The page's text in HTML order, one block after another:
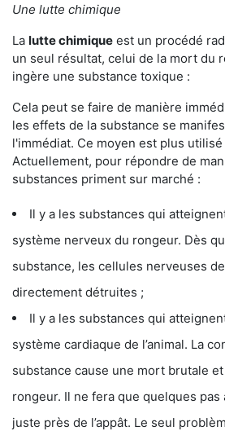
Une lutte chimique
La lutte chimique est un procédé
un seul résultat, celui de la mort du
ingère une substance toxique :
Cela peut se faire de manière
les effets de la substance se
l'immédiat. Ce moyen est plus
Actuellement, pour répondre de
substances priment sur marché :
Il y a les substances qui
système nerveux du rongeur. Dès
substance, les cellules nerveuses de
directement détruites ;
Il y a les substances qui
système cardiaque de l’animal. La
substance cause une mort brutale
rongeur. Il ne fera que quelques
juste près de l’appât. Le seul